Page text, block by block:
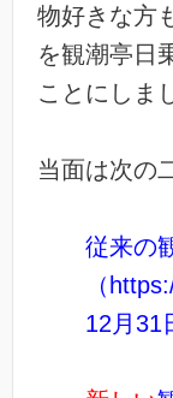
物好きな方
を観潮亭日
ことにしま
当面は次の
従来の
（
12月31